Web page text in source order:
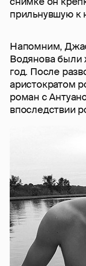
прильнувшую к
Напомним,
Водянова были
год. После
аристократом
роман с
впоследствии